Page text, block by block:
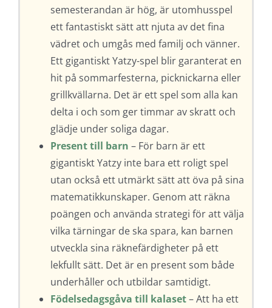
semesterandan är hög, är utomhusspel
ett fantastiskt sätt att njuta av det fina
vädret och umgås med familj och vänner.
Ett gigantiskt Yatzy-spel blir garanterat en
hit på sommarfesterna, picknickarna eller
grillkvällarna. Det är ett spel som alla kan
delta i och som ger timmar av skratt och
glädje under soliga dagar.
Present till barn – För barn är ett
gigantiskt Yatzy inte bara ett roligt spel
utan också ett utmärkt sätt att öva på sina
matematikkunskaper. Genom att räkna
poängen och använda strategi för att välja
vilka tärningar de ska spara, kan barnen
utveckla sina räknefärdigheter på ett
lekfullt sätt. Det är en present som både
underhåller och utbildar samtidigt.
Födelsedagsgåva till kalaset– Att ha ett